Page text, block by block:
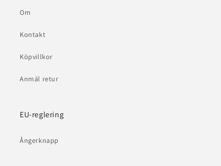
Om
Kontakt
Köpvillkor
Anmäl retur
EU-reglering
Ångerknapp